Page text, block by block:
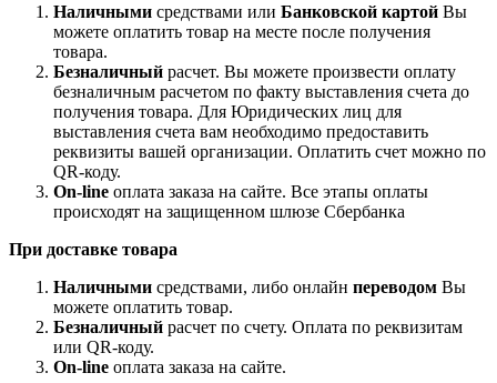
Наличными средствами или Банковской картой Вы
можете оплатить товар на месте после получения
товара.
Безналичный расчет. Вы можете произвести оплату
безналичным расчетом по факту выставления счета до
получения товара. Для Юридических лиц для
выставления счета вам необходимо предоставить
реквизиты вашей организации. Оплатить счет можно по
QR-коду.
On-line оплата заказа на сайте. Все этапы оплаты
происходят на защищенном шлюзе Сбербанка
При доставке товара
Наличными средствами, либо онлайн переводом Вы
можете оплатить товар.
Безналичный расчет по счету. Оплата по реквизитам
или QR-коду.
On-line оплата заказа на сайте.